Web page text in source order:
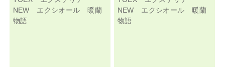
NEW エクシオール 暖蘭
物語
NEW エクシオール 暖蘭
物語